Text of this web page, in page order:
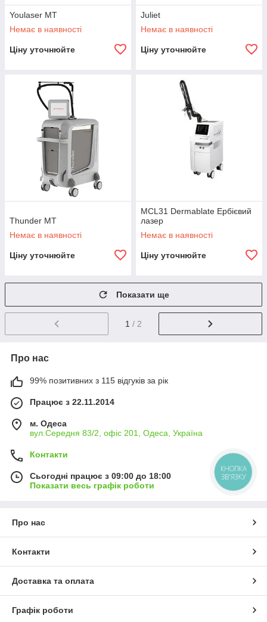
Youlaser MT
Немає в наявності
Ціну уточнюйте
Juliet
Немає в наявності
Ціну уточнюйте
Thunder MT
Немає в наявності
Ціну уточнюйте
MCL31 Dermablate Ербієвий
лазер
Немає в наявності
Ціну уточнюйте
Показати ще
1 / 2
Про нас
99% позитивних з 115 відгуків за рік
Працює з 22.11.2014
м. Одеса
вул.Середня 83/2, офіс 201, Одеса, Україна
Контакти
Сьогодні працює з 09:00 до 18:00
Показати весь графік роботи
Про нас
Контакти
Доставка та оплата
Графік роботи
КНОПКА
ЗВ'ЯЗКУ